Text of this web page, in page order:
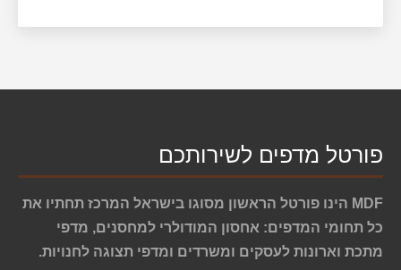
פורטל מדפים לשירותכם
MDF הינו פורטל הראשון מסוגו בישראל המרכז תחתיו את
כל תחומי המדפים: אחסון המודולרי למחסנים, מדפי
מתכת וארונות לעסקים ומשרדים ומדפי תצוגה לחנויות.